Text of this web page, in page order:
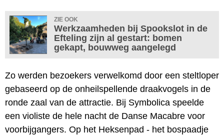
ZIE OOK
Werkzaamheden bij Spookslot in de
Efteling zijn al gestart: bomen
gekapt, bouwweg aangelegd
Zo werden bezoekers verwelkomd door een steltloper
gebaseerd op de onheilspellende draakvogels in de
ronde zaal van de attractie. Bij Symbolica speelde
een violiste de hele nacht de Danse Macabre voor
voorbijgangers. Op het Heksenpad - het bospaadje